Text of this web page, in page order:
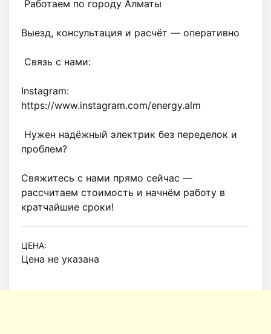
Выезд, консультация и расчёт — оперативно
Instagram:
https://www.instagram.com/energy.alm
проблем?
Свяжитесь с нами прямо сейчас —
рассчитаем стоимость и начнём работу в
кратчайшие сроки!
ЦЕНА:
Цена не указана